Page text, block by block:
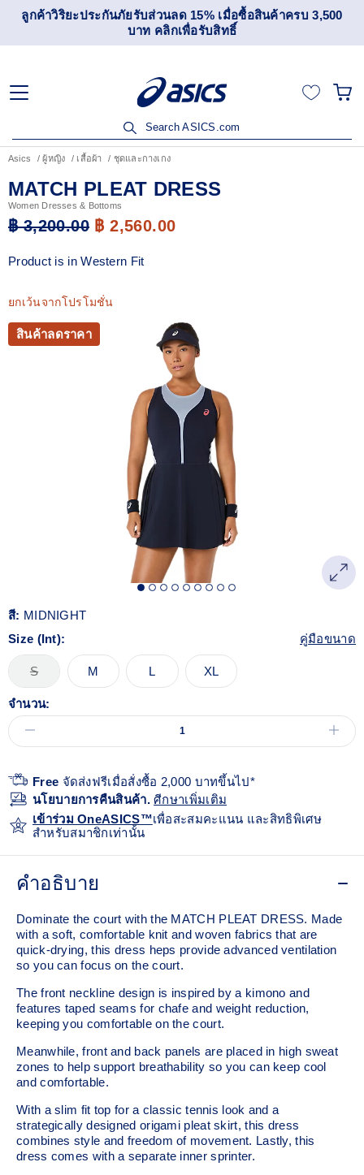
ลูกค้าวิริยะประกันภัยรับส่วนลด 15% เมื่อซื้อสินค้าครบ 3,500
บาท คลิกเพื่อรับสิทธิ์
Search ASICS.com
Asics ผู้หญิง เสื้อผ้า ชุดและกางเกง
MATCH PLEAT DRESS
Women Dresses & Bottoms
฿ 3,200.00 ฿ 2,560.00
Product is in Western Fit
ยกเว้นจากโปรโมชั่น
สินค้าลดราคา
สี: MIDNIGHT
Size (Int):
คู่มือขนาด
S M L XL
จำนวน:
Free จัดส่งฟรีเมื่อสั่งซื้อ 2,000 บาทขึ้นไป*
นโยบายการคืนสินค้า.ศีกษาเพิ่มเติม
เข้าร่วม OneASICS™เพื่อสะสมคะแนน และสิทธิพิเศษ
สำหรับสมาชิกเท่านั้น
คำอธิบาย
Dominate the court with the MATCH PLEAT DRESS. Made
with a soft, comfortable knit and woven fabrics that are
quick-drying, this dress heps provide advanced ventilation
so you can focus on the court.
The front neckline design is inspired by a kimono and
features taped seams for chafe and weight reduction,
keeping you comfortable on the court.
Meanwhile, front and back panels are placed in high sweat
zones to help support breathability so you can keep cool
and comfortable.
With a slim fit top for a classic tennis look and a
strategically designed origami pleat skirt, this dress
combines style and freedom of movement. Lastly, this
dress comes with a separate inner sprinter.